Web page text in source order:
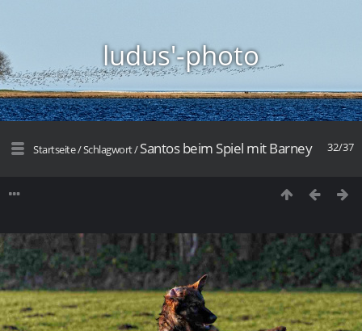
ludus'-photo
32/37
Startseite/Schlagwort/Santos beim Spiel mit Barney